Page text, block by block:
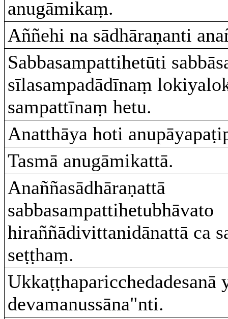
anugāmikaṃ.
Aññehi na sādhāraṇanti
Sabbasampattihetūti
sīlasampadādīnaṃ
sampattīnaṃ hetu.
Anatthāya hoti
Tasmā anugāmikattā.
Anaññasādhāraṇattā
sabbasampattihetubhāvato
hiraññādivittanidānattā ca
seṭṭhaṃ.
Ukkaṭṭhaparicchedadesanā
devamanussāna"nti.